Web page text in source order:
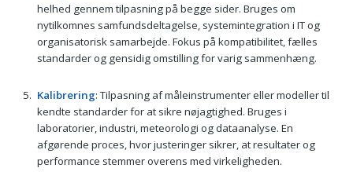
helhed gennem tilpasning på begge sider. Bruges om
nytilkomnes samfundsdeltagelse, systemintegration i IT og
organisatorisk samarbejde. Fokus på kompatibilitet, fælles
standarder og gensidig omstilling for varig sammenhæng.
Kalibrering: Tilpasning af måleinstrumenter eller modeller til
kendte standarder for at sikre nøjagtighed. Bruges i
laboratorier, industri, meteorologi og dataanalyse. En
afgørende proces, hvor justeringer sikrer, at resultater og
performance stemmer overens med virkeligheden.